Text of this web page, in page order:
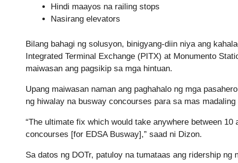
Hindi maayos na railing stops
Nasirang elevators
Bilang bahagi ng solusyon, binigyang-diin niya ang
Integrated Terminal Exchange (PITX) at Monumento
maiwasan ang pagsikip sa mga hintuan.
Upang maiwasan naman ang paghahalo ng mga
ng hiwalay na busway concourses para sa mas
“The ultimate fix which would take anywhere between
concourses [for EDSA Busway],” saad ni Dizon.
Sa datos ng DOTr, patuloy na tumataas ang ridership